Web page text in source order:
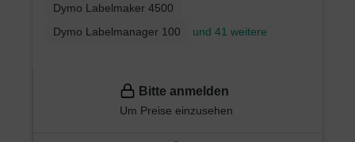
Dymo Labelmaker 4500
Dymo Labelmanager 100
und 41 weitere
Bitte anmelden
Um Preise einzusehen